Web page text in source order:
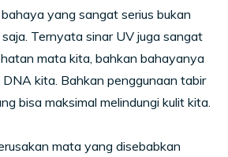
yang sangat serius bukan
Ternyata sinar UV juga sangat
mata kita, bahkan bahayanya
DNA kita. Bahkan penggunaan tabir
bisa maksimal melindungi kulit kita.
mata yang disebabkan